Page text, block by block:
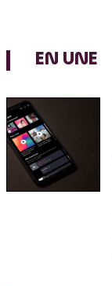
EN UNE